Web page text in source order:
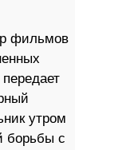
фильмов
утром
борьбы с